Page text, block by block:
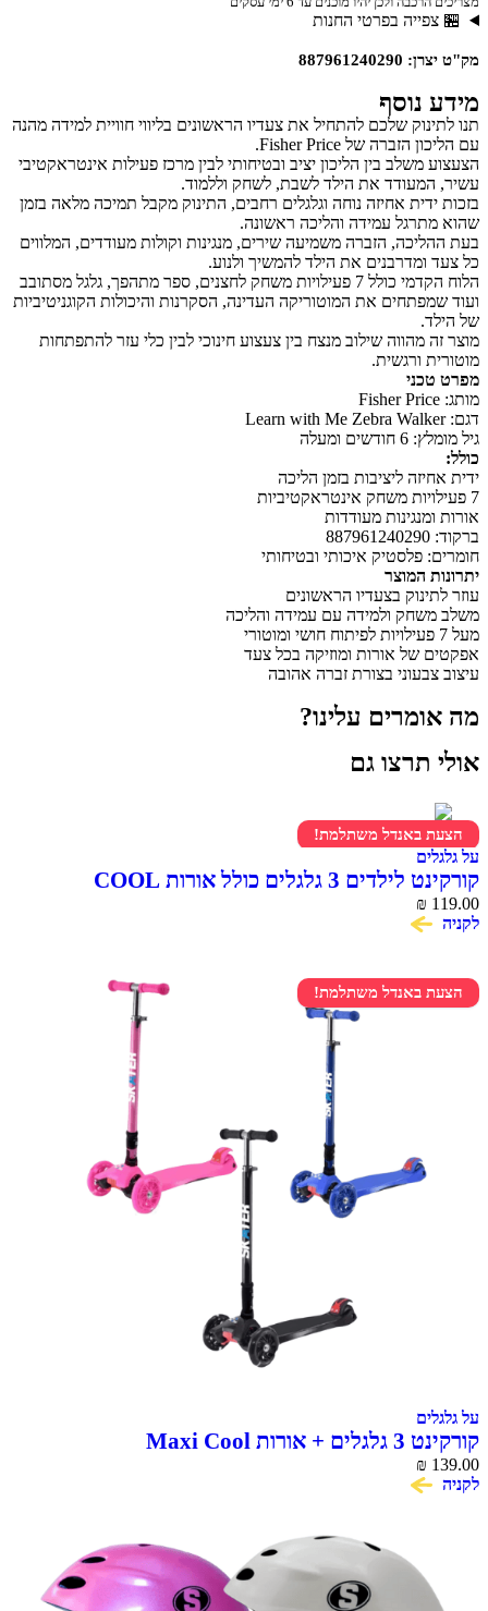
🏪 צפייה בפרטי החנות
מק"ט יצרן: 887961240290
מידע נוסף
תנו לתינוק שלכם להתחיל את צעדיו הראשונים בליווי חוויית למידה מהנה
עם הליכון הזברה של Fisher Price.
הצעצוע משלב בין הליכון יציב ובטיחותי לבין מרכז פעילות אינטראקטיבי
עשיר, המעודד את הילד לשבת, לשחק וללמוד.
בזכות ידית אחיזה נוחה וגלגלים רחבים, התינוק מקבל תמיכה מלאה בזמן
שהוא מתרגל עמידה והליכה ראשונה.
בעת ההליכה, הזברה משמיעה שירים, מנגינות וקולות מעודדים, המלווים
כל צעד ומדרבנים את הילד להמשיך ולנוע.
הלוח הקדמי כולל 7 פעילויות משחק לחצנים, ספר מתהפך, גלגל מסתובב
ועוד שמפתחים את המוטוריקה העדינה, הסקרנות והיכולות הקוגניטיביות
של הילד.
מוצר זה מהווה שילוב מנצח בין צעצוע חינוכי לבין כלי עזר להתפתחות
מוטורית ורגשית.
מפרט טכני
מותג: Fisher Price
דגם: Learn with Me Zebra Walker
גיל מומלץ: 6 חודשים ומעלה
כולל:
ידית אחיזה ליציבות בזמן הליכה
7 פעילויות משחק אינטראקטיביות
אורות ומנגינות מעודדות
ברקוד: ‎887961240290
חומרים: פלסטיק איכותי ובטיחותי
יתרונות המוצר
עוזר לתינוק בצעדיו הראשונים
משלב משחק ולמידה עם עמידה והליכה
מעל 7 פעילויות לפיתוח חושי ומוטורי
אפקטים של אורות ומוזיקה בכל צעד
עיצוב צבעוני בצורת זברה אהובה
מה אומרים עלינו?
אולי תרצו גם
הצעת באנדל משתלמת!
על גלגלים
קורקינט לילדים 3 גלגלים כולל אורות COOL
SKOOTER
₪ 119.00
לקניה
הצעת באנדל משתלמת!
על גלגלים
קורקינט 3 גלגלים + אורות Maxi Cool
₪ 139.00
לקניה